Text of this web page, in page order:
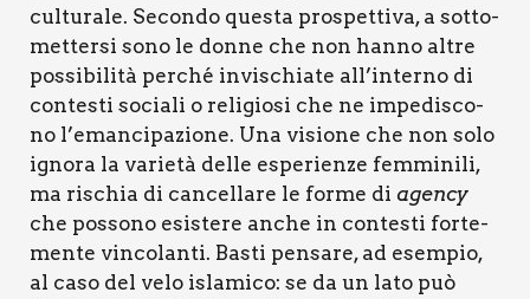
cul­tu­ra­le. Secon­do que­sta pro­spet­ti­va, a sot­to­
met­ter­si sono le don­ne che non han­no altre
pos­si­bi­li­tà per­ché invi­schia­te all’interno di
con­te­sti socia­li o reli­gio­si che ne impe­di­sco­
no l’emancipazione. Una visio­ne che non solo
igno­ra la varie­tà del­le espe­rien­ze fem­mi­ni­li,
ma rischia di can­cel­la­re le for­me di agen­cy
che pos­so­no esi­ste­re anche in con­te­sti for­te­
men­te vin­co­lan­ti. Basti pen­sa­re, ad esem­pio,
al caso del velo isla­mi­co: se da un lato può